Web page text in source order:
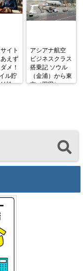
イト
えず
メ！
ル貯
論
アシアナ航空
ビジネスクラス
搭乗記 ソウル
（金浦）から東
京（羽田）